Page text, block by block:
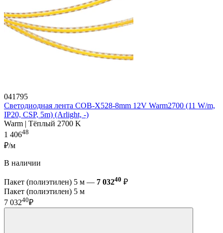
041795
Светодиодная лента COB-X528-8mm 12V Warm2700 (11 W/m,
IP20, CSP, 5m) (Arlight, -)
Warm | Тёплый 2700 K
1 40648
₽/м
В наличии
Пакет (полиэтилен) 5 м — 7 03240 ₽
Пакет (полиэтилен) 5 м
7 03240₽